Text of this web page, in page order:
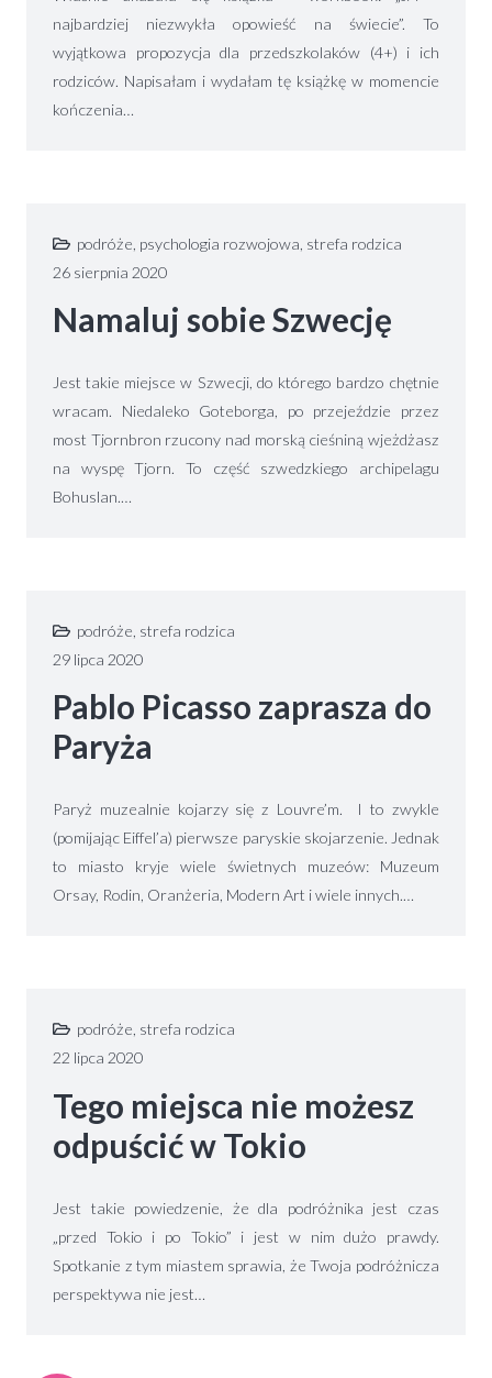
najbardziej niezwykła opowieść na świecie”. To
wyjątkowa propozycja dla przedszkolaków (4+) i ich
rodziców. Napisałam i wydałam tę książkę w momencie
kończenia…
podróże psychologia rozwojowa strefa rodzica
26 sierpnia 2020
Namaluj sobie Szwecję
Jest takie miejsce w Szwecji, do którego bardzo chętnie
wracam. Niedaleko Goteborga, po przejeździe przez
most Tjornbron rzucony nad morską cieśniną wjeżdżasz
na wyspę Tjorn. To część szwedzkiego archipelagu
Bohuslan.…
podróże strefa rodzica
29 lipca 2020
Pablo Picasso zaprasza do
Paryża
Paryż muzealnie kojarzy się z Louvre’m. I to zwykle
(pomijając Eiffel’a) pierwsze paryskie skojarzenie. Jednak
to miasto kryje wiele świetnych muzeów: Muzeum
Orsay, Rodin, Oranżeria, Modern Art i wiele innych.…
podróże strefa rodzica
22 lipca 2020
Tego miejsca nie możesz
odpuścić w Tokio
Jest takie powiedzenie, że dla podróżnika jest czas
„przed Tokio i po Tokio” i jest w nim dużo prawdy.
Spotkanie z tym miastem sprawia, że Twoja podróżnicza
perspektywa nie jest…